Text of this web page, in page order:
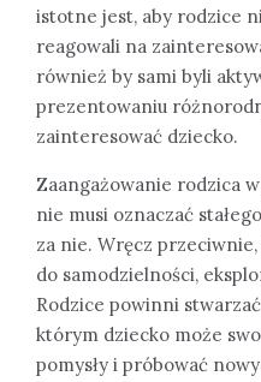
istotne jest, aby rodzice
reagowali na
również by sami byli
prezentowaniu
zainteresować dziecko.
Zaangażowanie rodzica
nie musi oznaczać
za nie. Wręcz
do samodzielności,
Rodzice powinni
którym dziecko może
pomysły i próbować